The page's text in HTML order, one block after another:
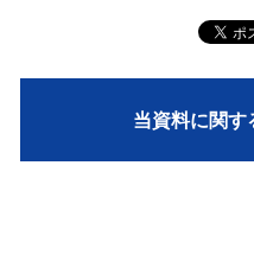
当資料に関